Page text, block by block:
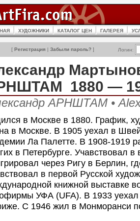
ХУДОЖНИКИ КАТАЛОГ ЦЕН ГАЛЕРЕЯ
[ Регистрация | Забыли пароль? ] Логин:
1880 —
АРНШТАМ •
в Москве в 1880. График,
в Москве. В 1905 уехал в
Ла Палетте. В 1908-1919
в Петербурге. Учавствовал
через Ригу в Берлин,
в первой Русской
книжной выставке
УФА (UFA). В 1933
С 1946 жил в Монморанси